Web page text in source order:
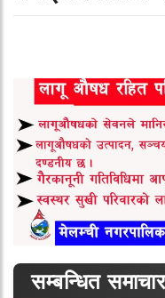
सम्बन्धित समाचार